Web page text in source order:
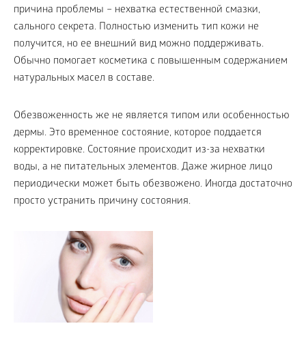
причина проблемы – нехватка естественной смазки,
сального секрета. Полностью изменить тип кожи не
получится, но ее внешний вид можно поддерживать.
Обычно помогает косметика с повышенным содержанием
натуральных масел в составе.
Обезвоженность же не является типом или особенностью
дермы. Это временное состояние, которое поддается
корректировке. Состояние происходит из-за нехватки
воды, а не питательных элементов. Даже жирное лицо
периодически может быть обезвожено. Иногда достаточно
просто устранить причину состояния.